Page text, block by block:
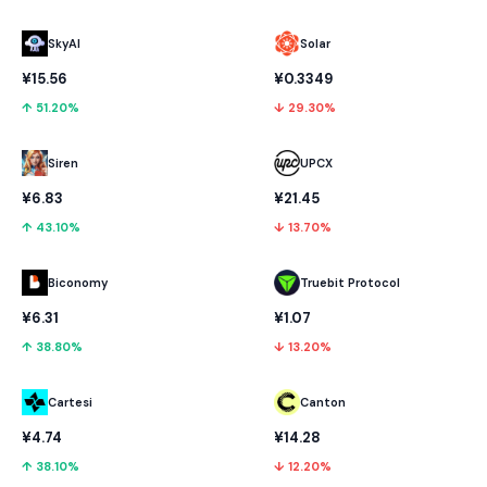
SkyAI
¥15.56
↑ 51.20%
Siren
¥6.83
↑ 43.10%
Biconomy
¥6.31
↑ 38.80%
Cartesi
¥4.74
↑ 38.10%
Solar
¥0.3349
↓ 29.30%
UPCX
¥21.45
↓ 13.70%
Truebit Protocol
¥1.07
↓ 13.20%
Canton
¥14.28
↓ 12.20%